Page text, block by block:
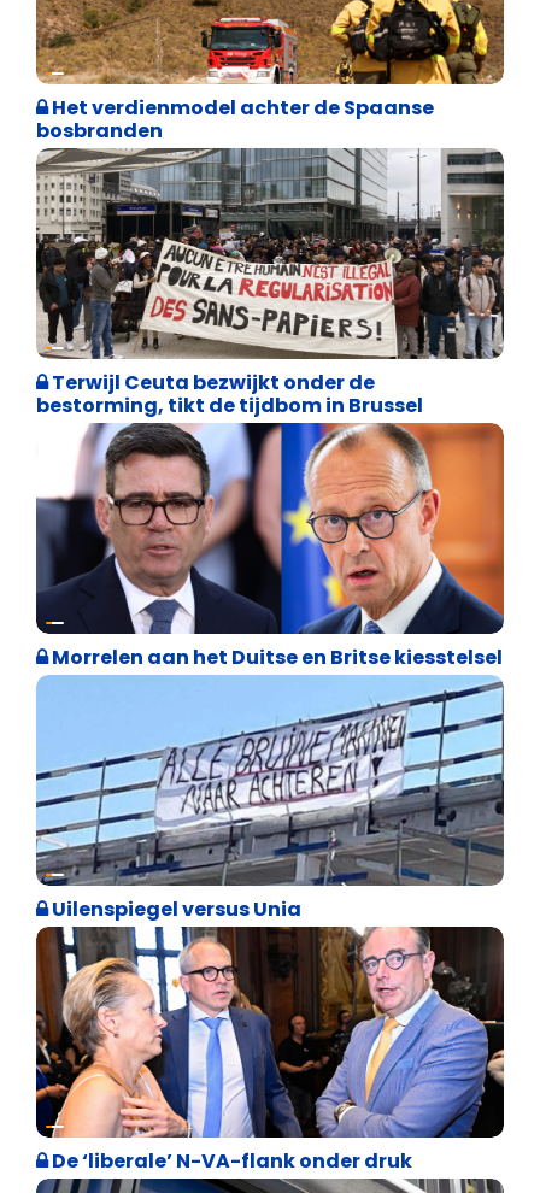
Internationale politiek
Het verdienmodel achter de Spaanse
bosbranden
Asiel en Migratie
Terwijl Ceuta bezwijkt onder de
bestorming, tikt de tijdbom in Brussel
Internationale politiek
Morrelen aan het Duitse en Britse kiesstelsel
Cultuuroorlog
Uilenspiegel versus Unia
Binnenland politiek
De ‘liberale’ N-VA-flank onder druk